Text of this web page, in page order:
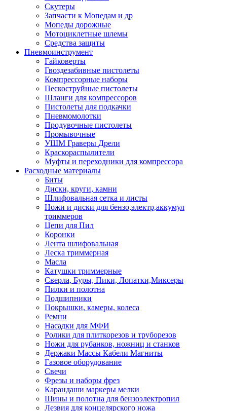
Скутеры
Запчасти к Мопедам и др
Мопеды дорожные
Мотоциклетные шлемы
Средства защиты
Пневмоинструмент
Гайковерты
Гвоздезабивные пистолеты
Компрессорные наборы
Пескоструйные пистолеты
Шланги для компрессоров
Пистолеты для подкачки
Пневмомолотки
Продувочные пистолеты
Промывочные
УШМ Граверы Дрели
Краскораспылители
Муфты и переходники для компрессора
Расходные материалы
Биты
Диски, круги, камни
Шлифовальная сетка и листы
Ножи и диски для бензо,электр,аккумул
триммеров
Цепи для Пил
Коронки
Лента шлифовальная
Леска триммерная
Масла
Катушки триммерные
Сверла, Буры, Пики, Лопатки,Миксеры
Пилки и полотна
Подшипники
Покрышки, камеры, колеса
Ремни
Насадки для МФИ
Ролики для плиткорезов и труборезов
Ножи для рубанков, ножниц и станков
Держаки Массы Кабели Магниты
Газовое оборудование
Свечи
Фрезы и наборы фрез
Карандаши маркеры мелки
Шины и полотна для бензоэлектропил
Лезвия для концелярского ножа